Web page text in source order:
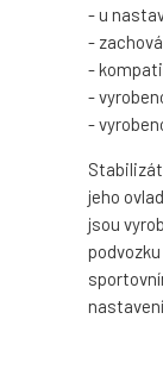
- u
-
-
-
-
jeho
jsou